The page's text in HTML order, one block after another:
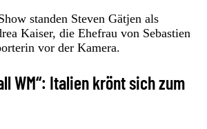
standen Steven Gätjen als
Kaiser, die Ehefrau von Sebastien
vor der Kamera.
WM“: Italien krönt sich zum